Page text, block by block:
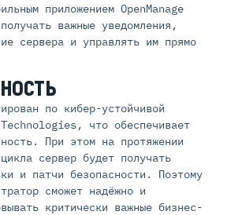
приложением OpenManage
важные уведомления,
сервера и управлять им прямо
по кибер-устойчивой
что обеспечивает
При этом на протяжении
сервер будет получать
и патчи безопасности. Поэтому
сможет надёжно и
критически важные бизнес-